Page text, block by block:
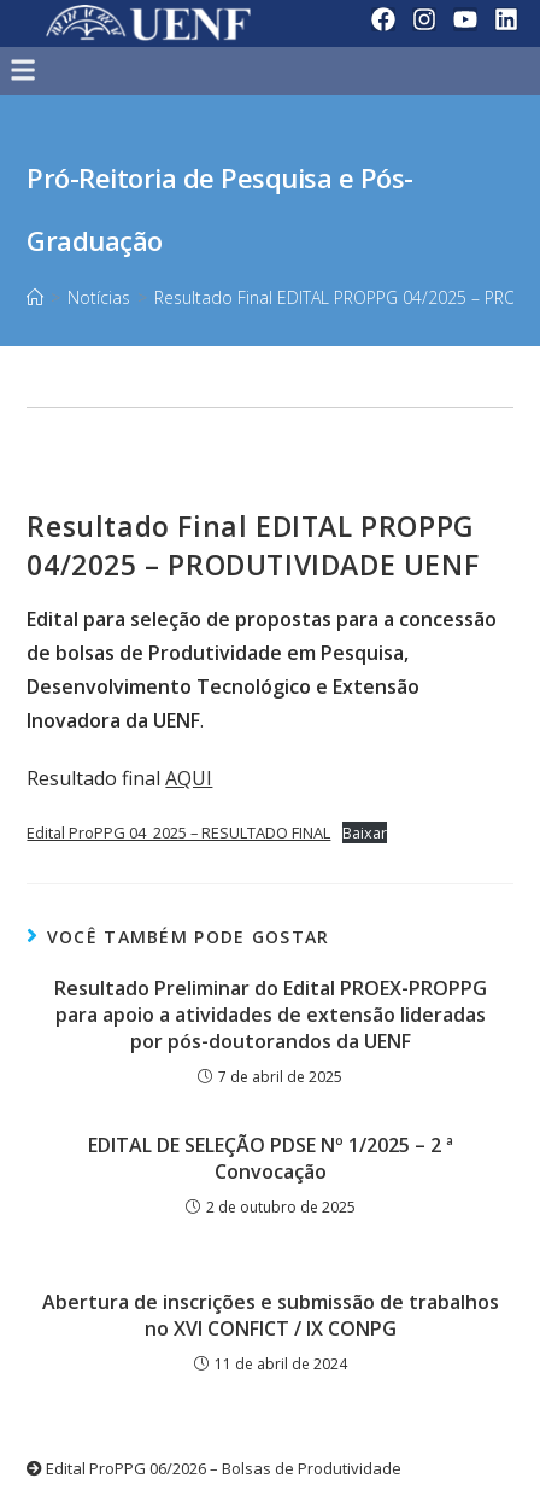
Pró-Reitoria de Pesquisa e Pós-
Graduação
> Notícias > Resultado Final EDITAL PROPPG 04/2025 –
Resultado Final EDITAL PROPPG
04/2025 – PRODUTIVIDADE UENF
Edital para seleção de propostas para a concessão
de bolsas de Produtividade em Pesquisa,
Desenvolvimento Tecnológico e Extensão
Inovadora da UENF.
Resultado finalAQUI
Edital ProPPG 04_2025 – RESULTADO FINAL Baixar
VOCÊ TAMBÉM PODE GOSTAR
Resultado Preliminar do Edital PROEX-PROPPG
para apoio a atividades de extensão lideradas
por pós-doutorandos da UENF
7 de abril de 2025
EDITAL DE SELEÇÃO PDSE Nº 1/2025 – 2 ª
Convocação
2 de outubro de 2025
Abertura de inscrições e submissão de trabalhos
no XVI CONFICT / IX CONPG
11 de abril de 2024
Edital ProPPG 06/2026 – Bolsas de Produtividade